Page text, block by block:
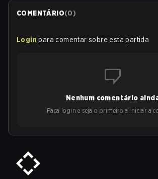
COMENTÁRIO(0)
Login para comentar sobre esta partida
Nenhum comentário
Faça login e seja o primeiro a iniciar a